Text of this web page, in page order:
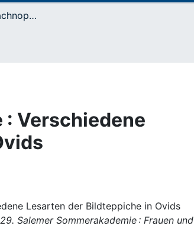
Augusteische Arachnophobie : Verschiedene Lesarten der Bildteppiche in Ovids Metamorphosen 6,70–128
Verschiedene
Lesarten der Bildteppiche in Ovids
29. Salemer Sommerakademie : Frauen und